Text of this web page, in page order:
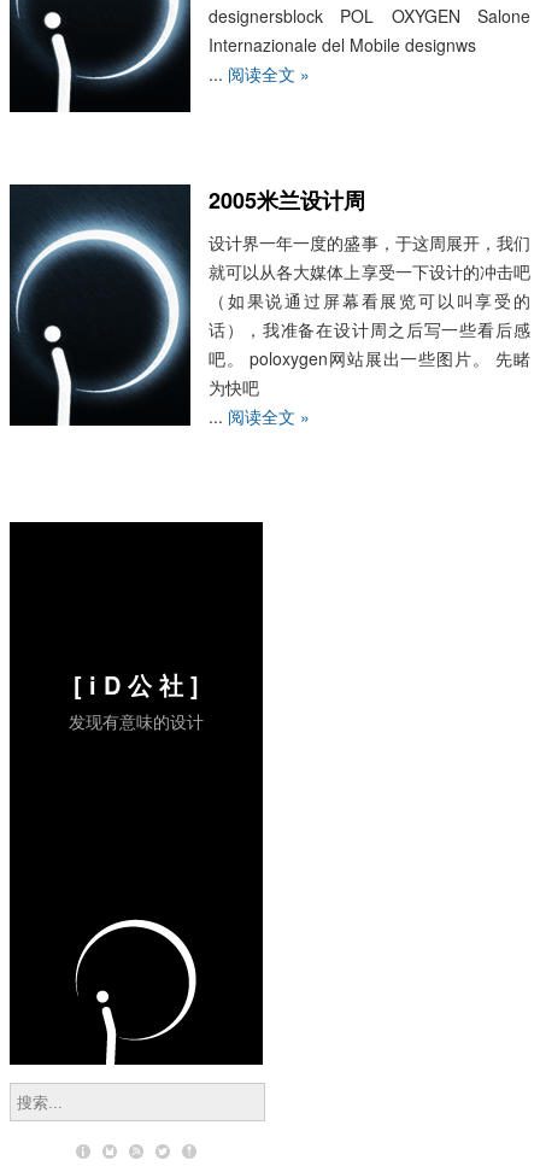
designersblock POL OXYGEN Salone
Internazionale del Mobile designws
... 阅读全文 »
2005米兰设计周
设计界一年一度的盛事，于这周展开，我们
就可以从各大媒体上享受一下设计的冲击吧
（如果说通过屏幕看展览可以叫享受的
话），我准备在设计周之后写一些看后感
吧。 poloxygen网站展出一些图片。 先睹
为快吧
... 阅读全文 »
[ i D 公 社 ]
发现有意味的设计